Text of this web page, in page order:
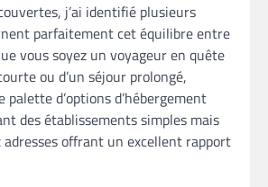
j’ai identifié plusieurs
parfaitement cet équilibre entre
vous soyez un voyageur en quête
ou d’un séjour prolongé,
palette d’options d’hébergement
des établissements simples mais
offrant un excellent rapport